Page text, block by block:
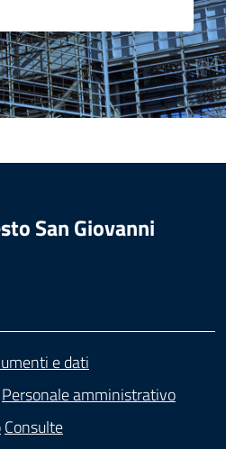
San Giovanni
e dati
Personale amministrativo
Consulte